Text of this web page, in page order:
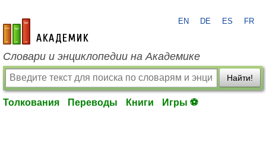
academic.ru
EN DE ES FR
Словари и энциклопедии на Академике
Найти!
Толкования Переводы Книги Игры ⚽